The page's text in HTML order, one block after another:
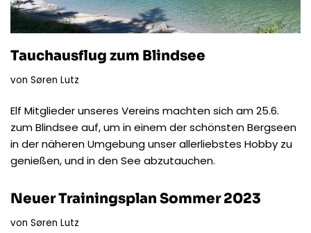
Tauchausflug zum Blindsee
von Søren Lutz
Elf Mitglieder unseres Vereins machten sich am 25.6.
zum Blindsee auf, um in einem der schönsten Bergseen
in der näheren Umgebung unser allerliebstes Hobby zu
genießen, und in den See abzutauchen.
Neuer Trainingsplan Sommer 2023
von Søren Lutz